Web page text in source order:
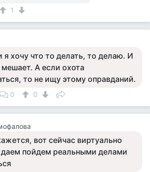
1
я хочу что то делать, то делаю. И
мешает. А если охота
то не ищу этому оправданий.
0 0
вот сейчас виртуально
пойдем реальными делами